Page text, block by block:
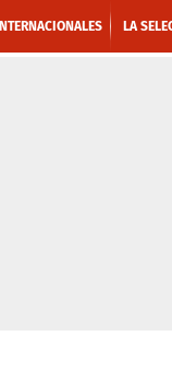
INTERNACIONALES LA